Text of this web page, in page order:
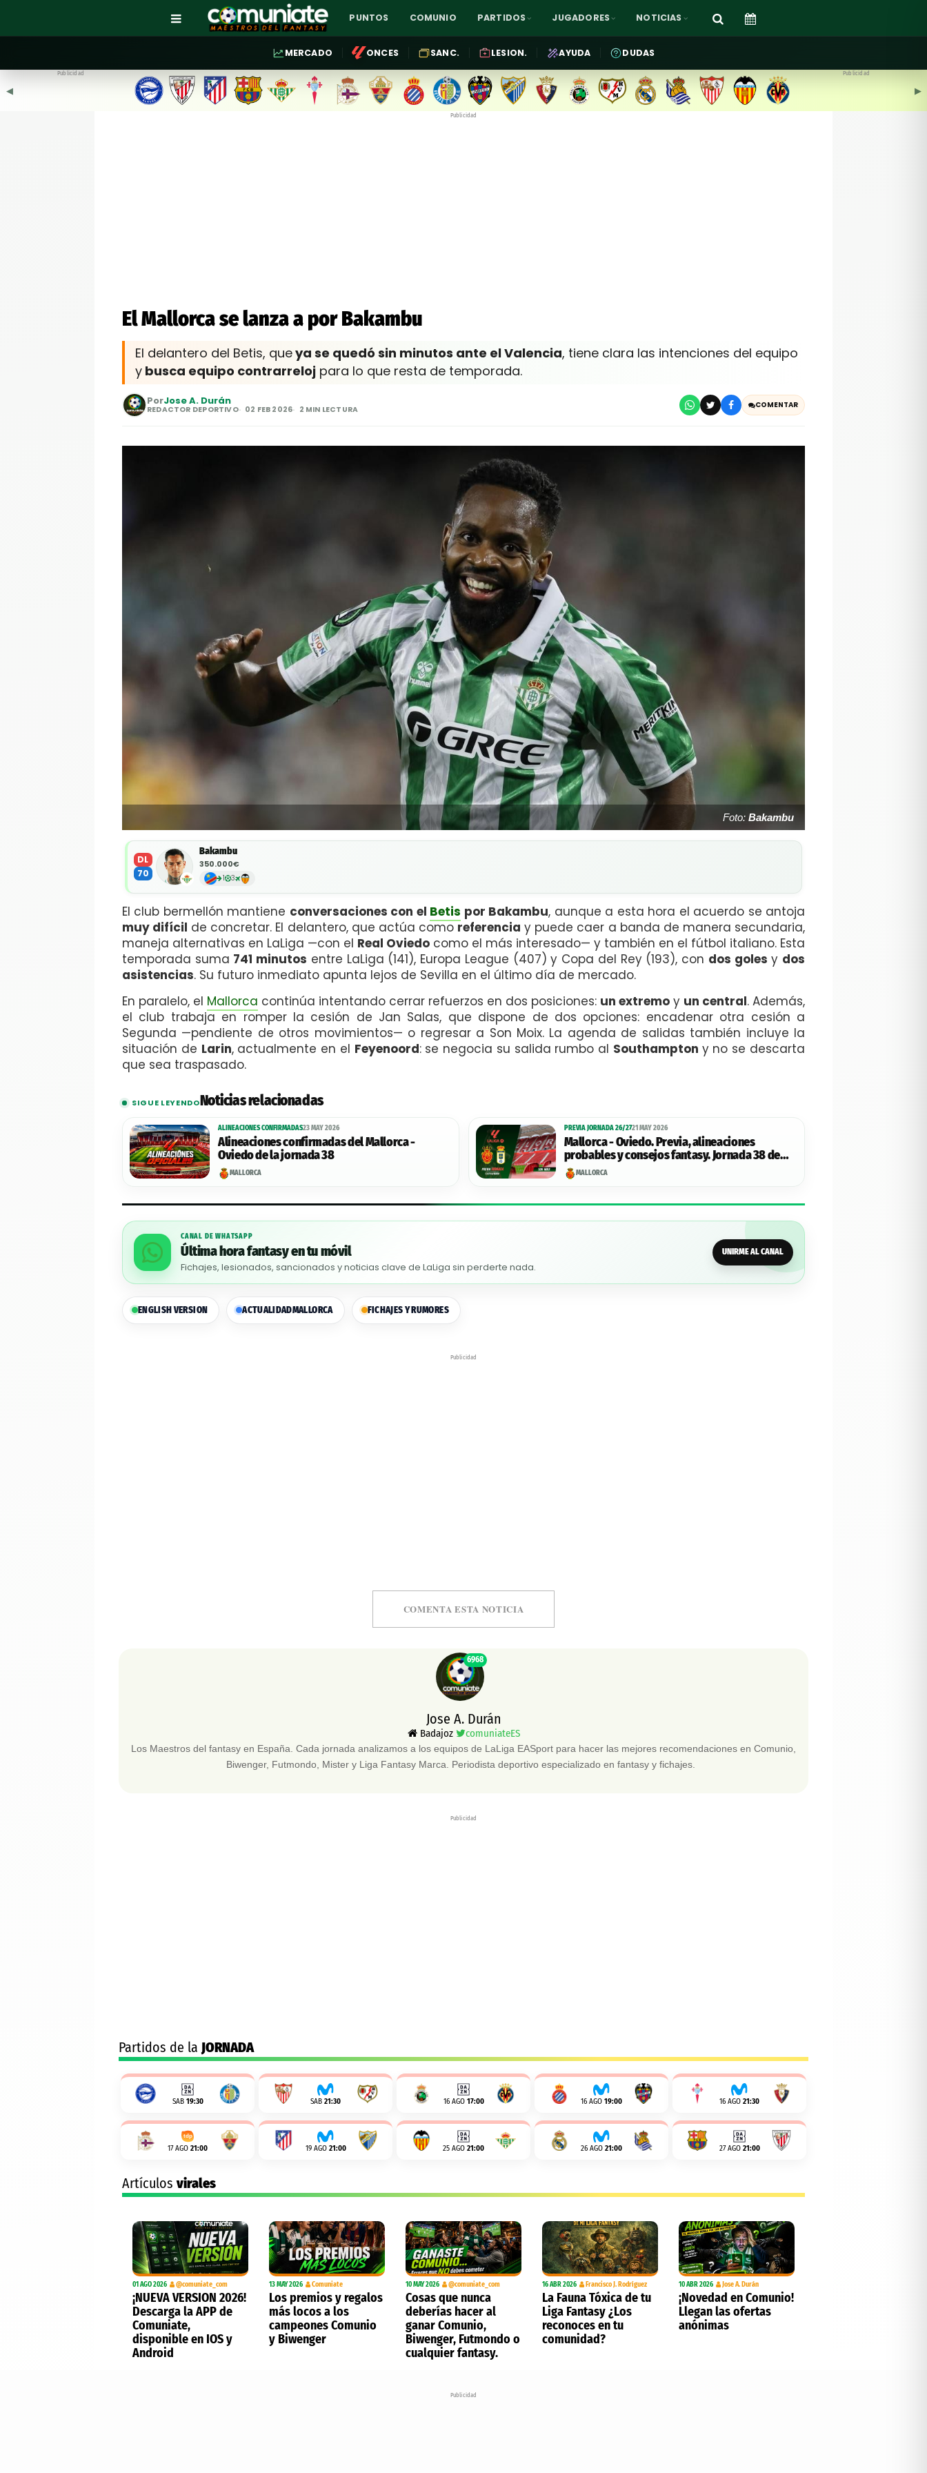
PUNTOS COMUNIO PARTIDOS JUGADORES NOTICIAS
MERCADO ONCES SANC. LESION. AYUDA DUDAS
◀︎ ▶︎
Publicidad Publicidad
Publicidad
El Mallorca se lanza a por Bakambu
El delantero del Betis, queya se quedó sin minutos ante el Valencia, tiene clara las intenciones del equipo
y busca equipo contrarreloj para lo que resta de temporada.
PorJose A. Durán
REDACTOR DEPORTIVO 02 FEB 2026 2 MIN LECTURA COMENTAR
Foto: Bakambu
DL
70
Bakambu
350.000€
1 3
El club bermellón mantiene conversaciones con el Betis por Bakambu, aunque a esta hora el acuerdo se antoja
muy difícil de concretar. El delantero, que actúa como referencia y puede caer a banda de manera secundaria,
maneja alternativas en LaLiga —con el Real Oviedo como el más interesado— y también en el fútbol italiano. Esta
temporada suma 741 minutos entre LaLiga (141), Europa League (407) y Copa del Rey (193), con dos goles y dos
asistencias. Su futuro inmediato apunta lejos de Sevilla en el último día de mercado.
En paralelo, el Mallorca continúa intentando cerrar refuerzos en dos posiciones: un extremo y un central. Además,
el club trabaja en romper la cesión de Jan Salas, que dispone de dos opciones: encadenar otra cesión a
Segunda —pendiente de otros movimientos— o regresar a Son Moix. La agenda de salidas también incluye la
situación de Larin, actualmente en el Feyenoord: se negocia su salida rumbo al Southampton y no se descarta
que sea traspasado.
SIGUE LEYENDONoticias relacionadas
ALINEACIONES CONFIRMADAS23 MAY 2026
Alineaciones confirmadas del Mallorca -
Oviedo de la jornada 38
MALLORCA
PREVIA JORNADA 26/2721 MAY 2026
Mallorca - Oviedo. Previa, alineaciones
probables y consejos fantasy. Jornada 38 de
LaLiga.
MALLORCA
CANAL DE WHATSAPP
Última hora fantasy en tu móvil
Fichajes, lesionados, sancionados y noticias clave de LaLiga sin perderte nada.
UNIRME AL CANAL
ENGLISH VERSION ACTUALIDADMALLORCA FICHAJES Y RUMORES
Publicidad
COMENTA ESTA NOTICIA
6968
Jose A. Durán
Badajoz comuniateES
Los Maestros del fantasy en España. Cada jornada analizamos a los equipos de LaLiga EASport para hacer las mejores recomendaciones en Comunio,
Biwenger, Futmondo, Mister y Liga Fantasy Marca. Periodista deportivo especializado en fantasy y fichajes.
Publicidad
Partidos de la JORNADA
SAB 19:30 SAB 21:30 16 AGO 17:00 16 AGO 19:00 16 AGO 21:30
17 AGO 21:00 19 AGO 21:00 25 AGO 21:00 26 AGO 21:00 27 AGO 21:00
Artículosvirales
01 AGO 2026 @comuniate_com
¡NUEVA VERSION 2026!
Descarga la APP de
Comuniate,
disponible en IOS y
Android
13 MAY 2026 Comuniate
Los premios y regalos
más locos a los
campeones Comunio
y Biwenger
10 MAY 2026 @comuniate_com
Cosas que nunca
deberías hacer al
ganar Comunio,
Biwenger, Futmondo o
cualquier fantasy.
16 ABR 2026 Francisco J. Rodríguez
La Fauna Tóxica de tu
Liga Fantasy ¿Los
reconoces en tu
comunidad?
10 ABR 2026 Jose A. Durán
¡Novedad en Comunio!
Llegan las ofertas
anónimas
Publicidad